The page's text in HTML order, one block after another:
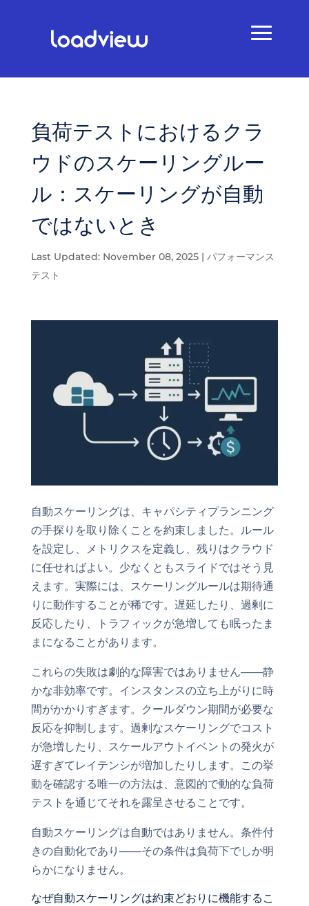
負荷テストにおけるクラ
ウドのスケーリングルー
ル：スケーリングが自動
ではないとき
Last Updated: November 08, 2025| パフォーマンス
テスト
自動スケーリングは、キャパシティプランニング
の手探りを取り除くことを約束しました。ルール
を設定し、メトリクスを定義し、残りはクラウド
に任せればよい。少なくともスライドではそう見
えます。実際には、スケーリングルールは期待通
りに動作することが稀です。遅延したり、過剰に
反応したり、トラフィックが急増しても眠ったま
まになることがあります。
これらの失敗は劇的な障害ではありません——静
かな非効率です。インスタンスの立ち上がりに時
間がかかりすぎます。クールダウン期間が必要な
反応を抑制します。過剰なスケーリングでコスト
が急増したり、スケールアウトイベントの発火が
遅すぎてレイテンシが増加したりします。この挙
動を確認する唯一の方法は、意図的で動的な負荷
テストを通じてそれを露呈させることです。
自動スケーリングは自動ではありません。条件付
きの自動化であり——その条件は負荷下でしか明
らかになりません。
なぜ自動スケーリングは約束どおりに機能するこ